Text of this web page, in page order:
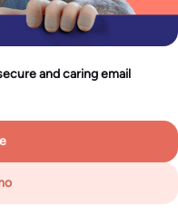
and caring email